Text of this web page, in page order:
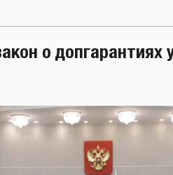
о допгарантиях